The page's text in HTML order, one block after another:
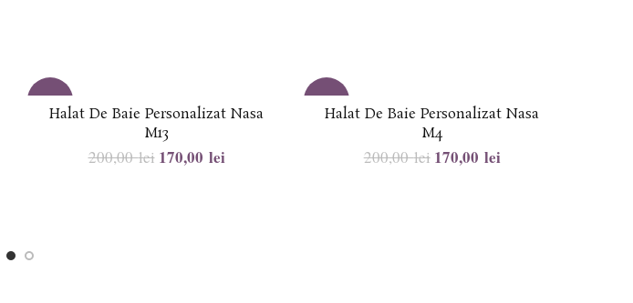
-15%
Halat De Baie Personalizat Nasa
M13
200,00lei 170,00 lei
-15%
Halat De Baie Personalizat Nasa
M4
200,00lei 170,00 lei